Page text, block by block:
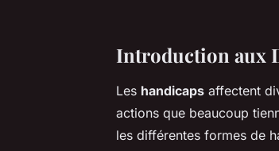
Introduction aux
Les handicaps affectent
actions que beaucoup
les différentes formes de